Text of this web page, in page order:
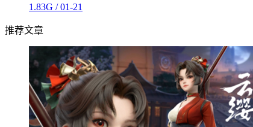
1.83G / 01-21
推荐文章